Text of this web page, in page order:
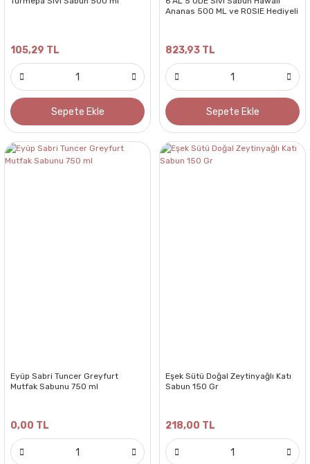
105,29 TL
Sepete Ekle
Ananas 500 ML ve ROSIE Hediyeli
823,93 TL
Sepete Ekle
Eyüp Sabri Tuncer Greyfurt
Mutfak Sabunu 750 ml
0,00 TL
Eşek Sütü Doğal Zeytinyağlı Katı
Sabun 150 Gr
218,00 TL